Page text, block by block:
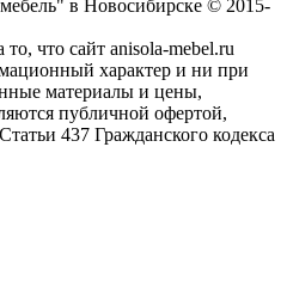
в Новосибирске © 2015-
что сайт anisola-mebel.ru
характер и ни при
материалы и цены,
публичной офертой,
437 Гражданского кодекса